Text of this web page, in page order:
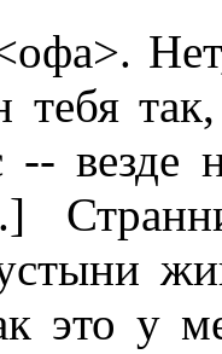
тебя
-- везде
это у